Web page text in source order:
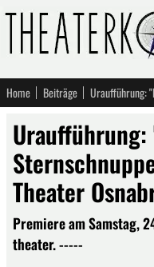
Home Beiträge
Theater
Premiere am Samstag,
theater. -----